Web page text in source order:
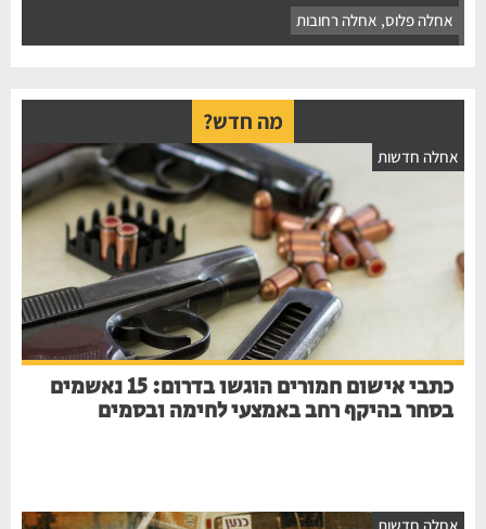
אחלה פלוס ,אחלה רחובות
מה חדש?
חדשות
כתבי אישום חמורים הוגשו בדרום: 15 נאשמים
בסחר בהיקף רחב באמצעי לחימה ובסמים